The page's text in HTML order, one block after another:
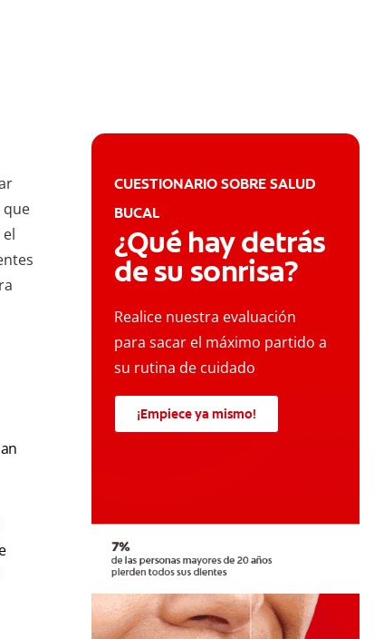
que
CUESTIONARIO SOBRE SALUD
BUCAL
¿Qué hay detrás
de su sonrisa?
Realice nuestra evaluación
para sacar el máximo partido a
su rutina de cuidado
¡Empiece ya mismo!